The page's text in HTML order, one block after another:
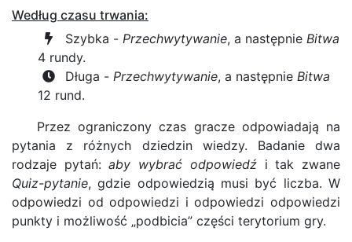
Według czasu trwania:
Szybka -Przechwytywanie, a następnieBitwa
4 rundy.
Długa -Przechwytywanie, a następnieBitwa
12 rund.
Przez ograniczony czas gracze odpowiadają na
pytania z różnych dziedzin wiedzy. Badanie dwa
rodzaje pytań:aby wybrać odpowiedźi tak zwane
Quiz-pytanie, gdzie odpowiedzią musi być liczba. W
odpowiedzi od odpowiedzi i odpowiedzi odpowiedzi
punkty i możliwość „podbicia” części terytorium gry.